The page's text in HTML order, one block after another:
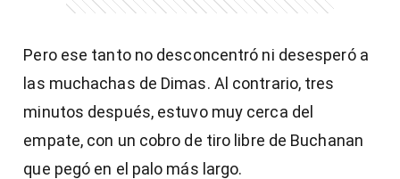
Pero ese tanto no desconcentró ni desesperó a
las muchachas de Dimas. Al contrario, tres
minutos después, estuvo muy cerca del
empate, con un cobro de tiro libre de Buchanan
que pegó en el palo más largo.